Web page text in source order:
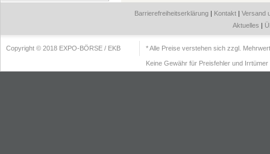
Barrierefreiheitserklärung | Kontakt | Versand
Aktuelles |
Copyright © 2018 EXPO-BÖRSE / EKB * Alle Preise verstehen sich zzgl.
Keine Gewähr für Preisfehler und Irrtümer